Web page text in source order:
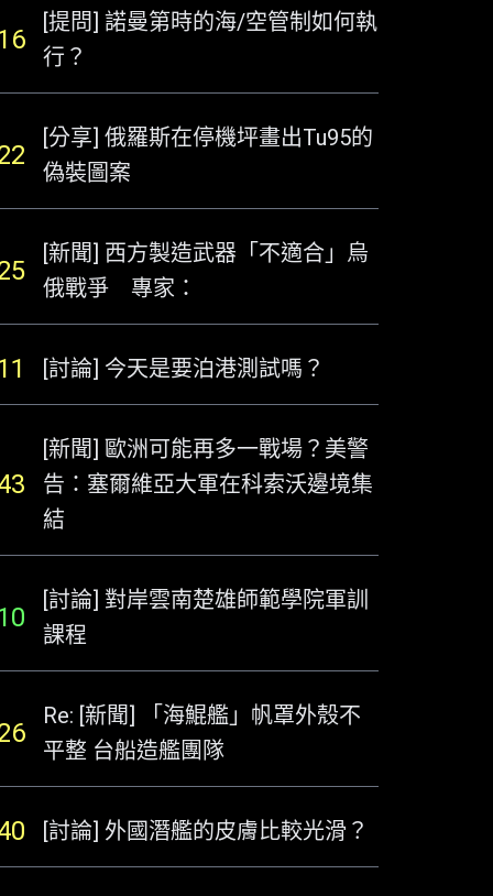
[提問] 諾曼第時的海/空管制如何執
行？
[分享] 俄羅斯在停機坪畫出Tu95的
偽裝圖案
[新聞] 西方製造武器「不適合」烏
俄戰爭 專家：
[討論] 今天是要泊港測試嗎？
[新聞] 歐洲可能再多一戰場？美警
告：塞爾維亞大軍在科索沃邊境集
結
[討論] 對岸雲南楚雄師範學院軍訓
課程
Re: [新聞] 「海鯤艦」帆罩外殼不
平整 台船造艦團隊
[討論] 外國潛艦的皮膚比較光滑？